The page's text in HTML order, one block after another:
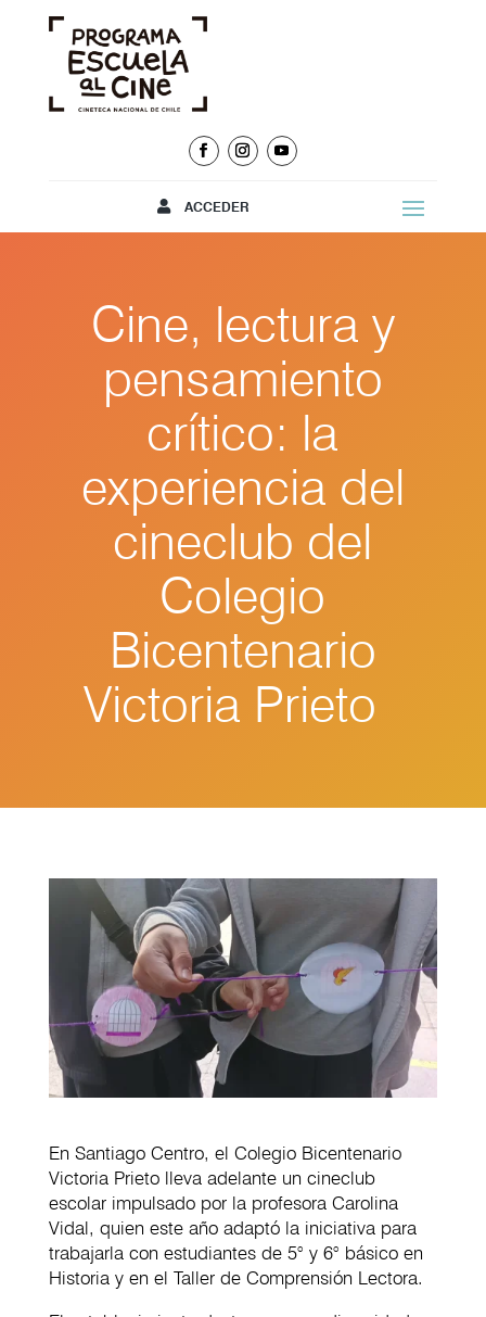
ACCEDER
Cine, lectura y
pensamiento
crítico: la
experiencia del
cineclub del
Colegio
Bicentenario
Victoria Prieto
En Santiago Centro, el Colegio Bicentenario
Victoria Prieto lleva adelante un cineclub
escolar impulsado por la profesora Carolina
Vidal, quien este año adaptó la iniciativa para
trabajarla con estudiantes de 5° y 6° básico en
Historia y en el Taller de Comprensión Lectora.